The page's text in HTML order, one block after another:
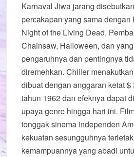
Karnaval Jiwa jarang
percakapan yang sama dengan
Night of the Living Dead,
Chainsaw, Halloween, dan
pengaruhnya dan pentingnya
diremehkan. Chiller
dibuat dengan anggaran ketat
tahun 1962 dan efeknya dapat
upaya genre hingga hari ini.
tonggak sinema independen
kekuatan sesungguhnya
kemampuannya yang abadi